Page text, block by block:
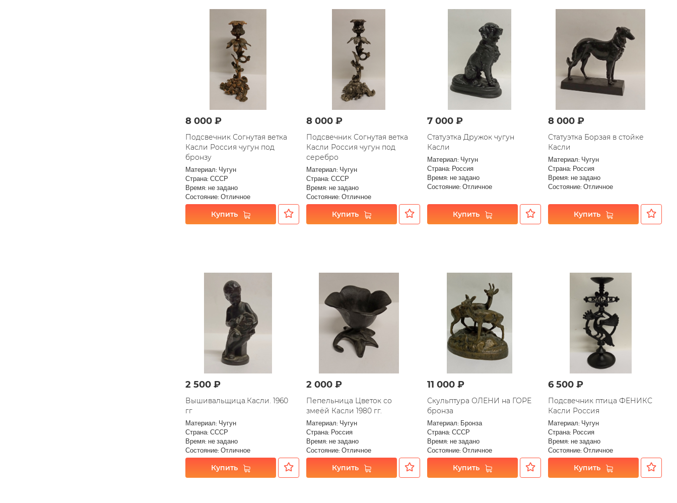
8 000 ₽
Подсвечник Согнутая ветка
Касли Россия чугун под
бронзу
Материал: Чугун
Страна: СССР
Время: не задано
Состояние: Отличное
Купить
8 000 ₽
Подсвечник Согнутая ветка
Касли Россия чугун под
серебро
Материал: Чугун
Страна: СССР
Время: не задано
Состояние: Отличное
Купить
7 000 ₽
Статуэтка Дружок чугун
Касли
Материал: Чугун
Страна: Россия
Время: не задано
Состояние: Отличное
Купить
8 000 ₽
Статуэтка Борзая в стойке
Касли
Материал: Чугун
Страна: Россия
Время: не задано
Состояние: Отличное
Купить
2 500 ₽
Вышивальщица.Касли. 1960
гг
Материал: Чугун
Страна: СССР
Время: не задано
Состояние: Отличное
Купить
2 000 ₽
Пепельница Цветок со
змеёй Касли 1980 гг.
Материал: Чугун
Страна: Россия
Время: не задано
Состояние: Отличное
Купить
11 000 ₽
Скульптура ОЛЕНИ на ГОРЕ
бронза
Материал: Бронза
Страна: СССР
Время: не задано
Состояние: Отличное
Купить
6 500 ₽
Подсвечник птица ФЕНИКС
Касли Россия
Материал: Чугун
Страна: Россия
Время: не задано
Состояние: Отличное
Купить